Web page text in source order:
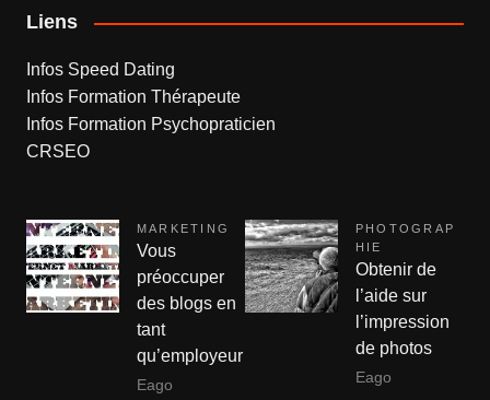
Liens
Infos Speed Dating
Infos Formation Thérapeute
Infos Formation Psychopraticien
CRSEO
MARKETING
Vous
préoccuper
des blogs en
tant
qu’employeur
Eago
PHOTOGRAP
HIE
Obtenir de
l’aide sur
l’impression
de photos
Eago